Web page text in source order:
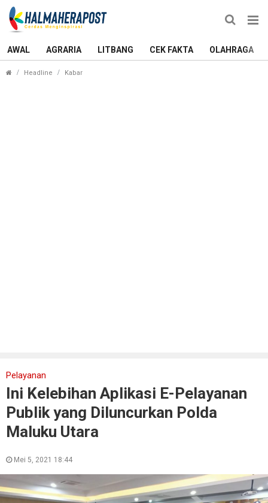
AWAL AGRARIA LITBANG CEK FAKTA OLAHRAGA
Headline Kabar
Pelayanan
Ini Kelebihan Aplikasi E-Pelayanan
Publik yang Diluncurkan Polda
Maluku Utara
Mei 5, 2021 18:44